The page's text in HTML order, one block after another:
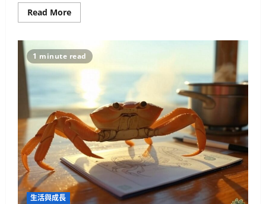
Read MoreRead
more
智
慧
警
早
預
言？
Battlestar
Galactica
真
實
啟
示
1 minute read
生活與成長
3
4
生活與成長
美國AI領導地位對香港有何啟示？
2025 年 4 月 10 日 0
健康與生活 生活與成長 生物學
貓咪真的不愛你？破解主子冷漠的真
心信號